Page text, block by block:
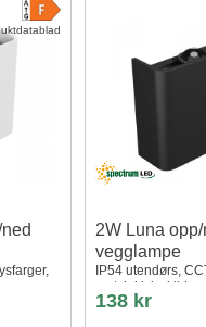
2W Luna opp/
vegglampe
IP54 utendørs,
sort, inkl. lyskilde
138 kr